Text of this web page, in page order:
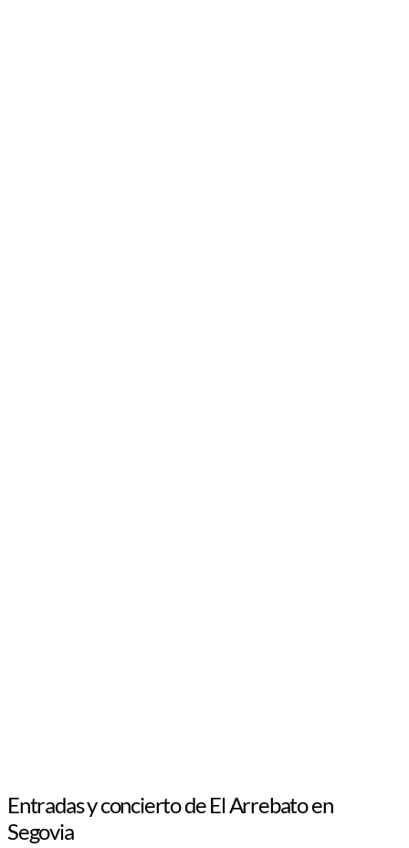
Entradas y concierto de El Arrebato en
Segovia